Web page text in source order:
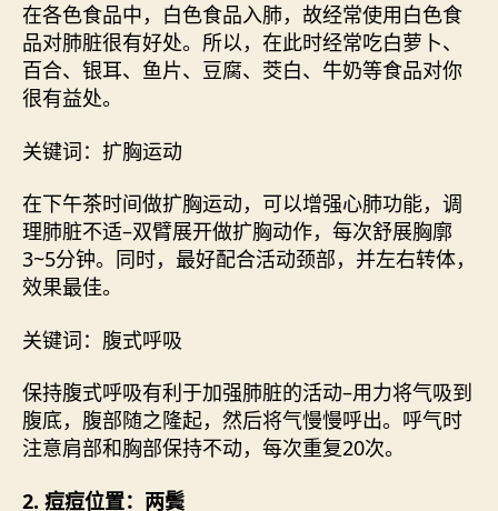
在各色食品中，白色食品入肺，故经常使用白色食
品对肺脏很有好处。所以，在此时经常吃白萝卜、
百合、银耳、鱼片、豆腐、茭白、牛奶等食品对你
很有益处。
关键词：扩胸运动
在下午茶时间做扩胸运动，可以增强心肺功能，调
理肺脏不适–双臂展开做扩胸动作，每次舒展胸廓
3~5分钟。同时，最好配合活动颈部，并左右转体，
效果最佳。
关键词：腹式呼吸
保持腹式呼吸有利于加强肺脏的活动–用力将气吸到
腹底，腹部随之隆起，然后将气慢慢呼出。呼气时
注意肩部和胸部保持不动，每次重复20次。
2. 痘痘位置：两鬓